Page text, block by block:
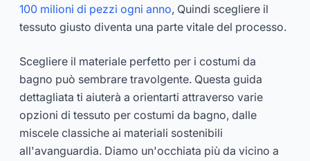
100 milioni di pezzi ogni anno, Quindi scegliere il
tessuto giusto diventa una parte vitale del processo.
Scegliere il materiale perfetto per i costumi da
bagno può sembrare travolgente. Questa guida
dettagliata ti aiuterà a orientarti attraverso varie
opzioni di tessuto per costumi da bagno, dalle
miscele classiche ai materiali sostenibili
all'avanguardia. Diamo un'occhiata più da vicino a